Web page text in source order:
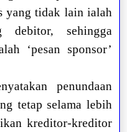
yang tidak lain ialah
sehingga
‘pesan sponsor’
penundaan
tetap selama lebih
kreditor-kreditor